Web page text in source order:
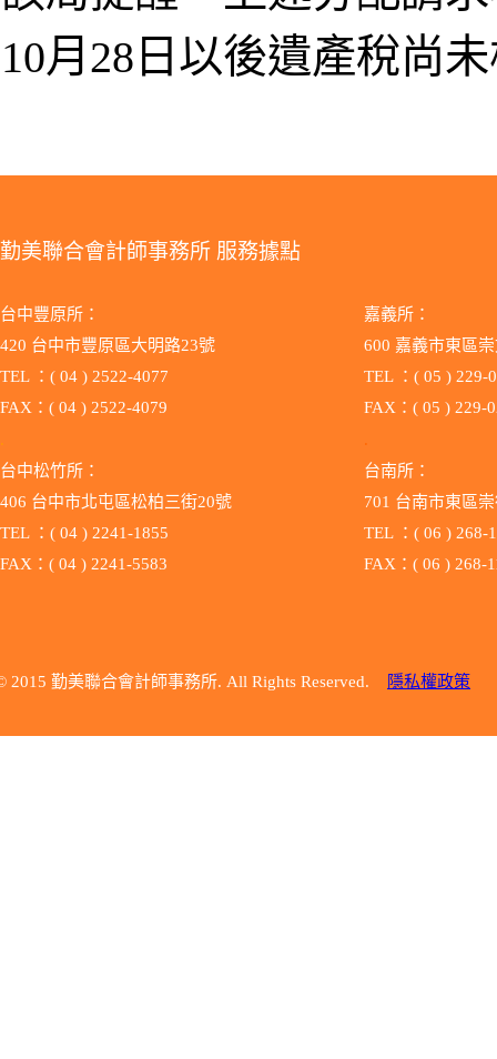
10月28日以後遺產稅尚
勤美聯合會計師事務所 服務據點
台中豐原所：
420 台中市豐原區大明路23號
TEL ：( 04 ) 2522-4077
FAX：( 04 ) 2522-4079
.
台中松竹所：
406 台中市北屯區松柏三街20號
TEL ：( 04 ) 2241-1855
FAX：( 04 ) 2241-5583
嘉義所：
600 嘉義市東區
TEL ：( 05 ) 229-
FAX：( 05 ) 229-
.
台南所：
701 台南市東
TEL ：( 06 ) 268-
FAX：( 06 ) 268-
2015 勤美聯合會計師事務所. All Rights Reserved. 隱私權政策